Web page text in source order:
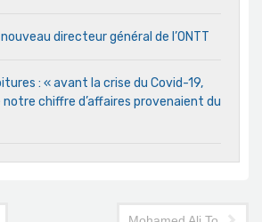
directeur général de l’ONTT
: « avant la crise du Covid-19,
notre chiffre d’affaires provenaient du